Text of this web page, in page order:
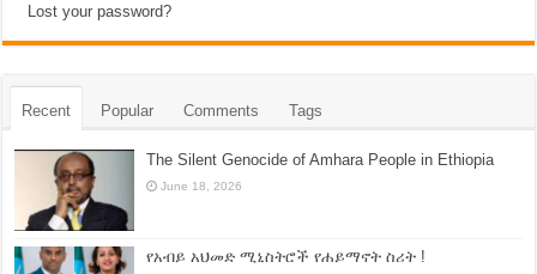
Lost your password?
Recent Popular Comments Tags
The Silent Genocide of Amhara People in Ethiopia
June 18, 2026
የአብይ አህመድ ሚኒስትሮች የሐይማኖት ስሪት !